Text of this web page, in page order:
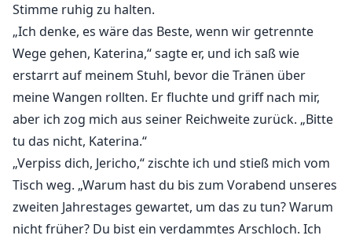
Stimme ruhig zu halten.
„Ich denke, es wäre das Beste, wenn wir getrennte
Wege gehen, Katerina,“ sagte er, und ich saß wie
erstarrt auf meinem Stuhl, bevor die Tränen über
meine Wangen rollten. Er fluchte und griff nach mir,
aber ich zog mich aus seiner Reichweite zurück. „Bitte
tu das nicht, Katerina.“
„Verpiss dich, Jericho,“ zischte ich und stieß mich vom
Tisch weg. „Warum hast du bis zum Vorabend unseres
zweiten Jahrestages gewartet, um das zu tun? Warum
nicht früher? Du bist ein verdammtes Arschloch. Ich